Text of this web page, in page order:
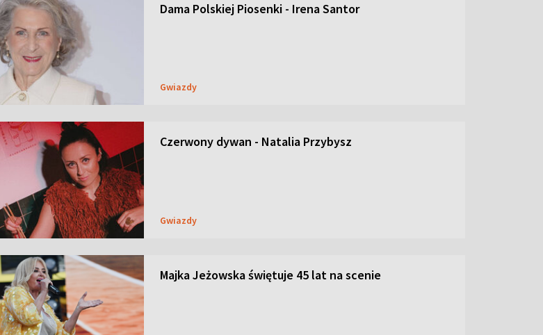
Dama Polskiej Piosenki - Irena Santor
Gwiazdy
Czerwony dywan - Natalia Przybysz
Gwiazdy
Majka Jeżowska świętuje 45 lat na scenie